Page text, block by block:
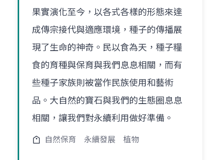
果實演化至今，以各式各樣的形態來達
成傳宗接代與適應環境，種子的傳播展
現了生命的神奇。民以食為天，種子糧
食的育種與保育與我們息息相關，而有
些種子家族則被當作民族使用和藝術
品。大自然的寶石與我們的生態圈息息
相關，讓我們對永續利用做好準備。
自然保育 永續發展 植物